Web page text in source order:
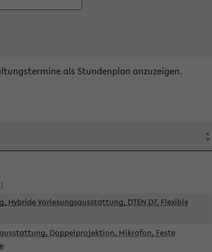
als Stundenplan anzuzeigen.
Hybride Vorlesungsausstattung, DTEN D7, Flexible
Doppelprojektion, Mikrofon, Feste